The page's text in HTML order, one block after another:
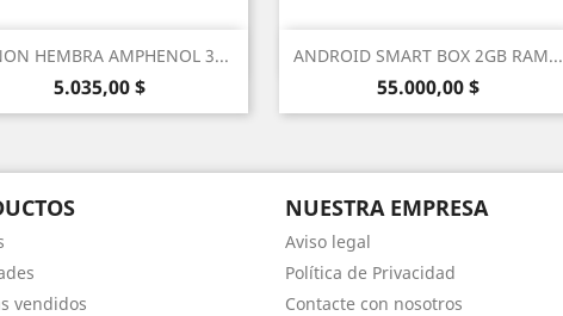
HEMBRA AMPHENOL 3...
Precio
5.035,00 $
Vista rápida ANDROID SMART BOX 2GB RAM...
Precio
55.000,00 $
Vista rápida
vendidos
NUESTRA EMPRESA
Aviso legal
Política de Privacidad
Contacte con nosotros